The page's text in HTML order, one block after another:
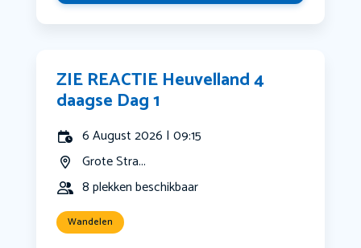
ZIE REACTIE Heuvelland 4
daagse Dag 1
6 August 2026 | 09:15
Grote Stra...
8 plekken beschikbaar
Wandelen